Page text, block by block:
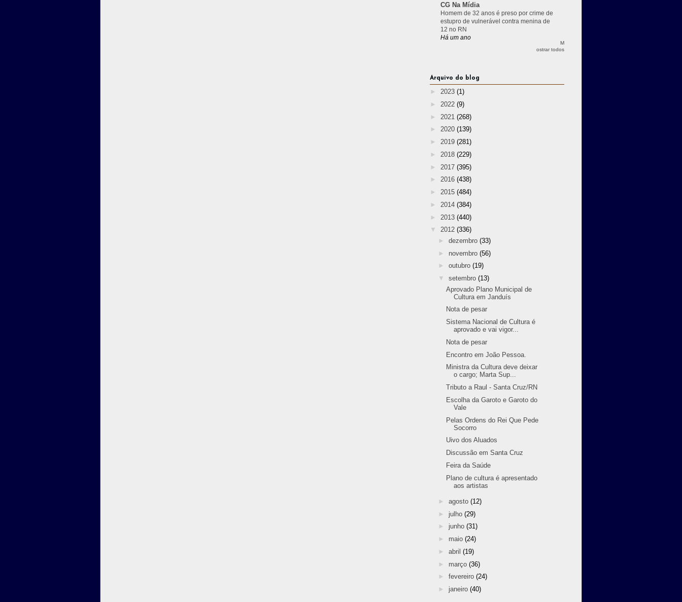
CG Na Mídia
Homem de 32 anos é preso por crime de
estupro de vulnerável contra menina de
12 no RN
Há um ano
M
ostrar todos
Arquivo do blog
► 2023 (1)
► 2022 (9)
► 2021 (268)
► 2020 (139)
► 2019 (281)
► 2018 (229)
► 2017 (395)
► 2016 (438)
► 2015 (484)
► 2014 (384)
► 2013 (440)
▼ 2012 (336)
► dezembro (33)
► novembro (56)
► outubro (19)
▼ setembro (13)
Aprovado Plano Municipal de
Cultura em Janduís
Nota de pesar
Sistema Nacional de Cultura é
aprovado e vai vigor...
Nota de pesar
Encontro em João Pessoa.
Ministra da Cultura deve deixar
o cargo; Marta Sup...
Tributo a Raul - Santa Cruz/RN
Escolha da Garoto e Garoto do
Vale
Pelas Ordens do Rei Que Pede
Socorro
Uivo dos Aluados
Discussão em Santa Cruz
Feira da Saúde
Plano de cultura é apresentado
aos artistas
► agosto (12)
► julho (29)
► junho (31)
► maio (24)
► abril (19)
► março (36)
► fevereiro (24)
► janeiro (40)